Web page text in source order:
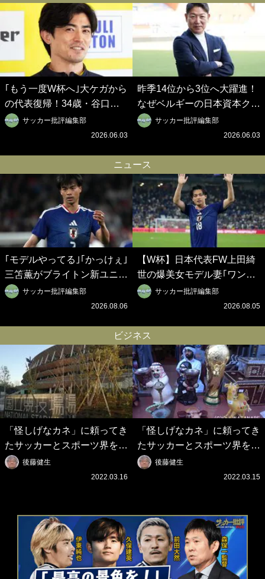
｢もう一度W杯へ｣大ケガから
の代表復帰！34歳・谷口彰
悟の奇跡を支えた日本資本の
ベルギークラブ、次なる野望
ロイデン立石敬之CEOの世
界戦略】(2)
サッカー批評編集部
2026.06.03
昨季14位から3位へ大躍進！
なぜベルギーの日本資本クラ
ブは創設102年目に歴史的快
挙を成し遂げられたのか？
之CEOの世界戦略】(1)
サッカー批評編集部
2026.06.03
ニュース
｢モデルやってる｣｢かっけぇ｣
三笘薫がブライトン新ユニの
モデルで完全復活！“King”の
帰還に｢チームから大歓迎さ
サッカー批評編集部
2026.08.06
【W杯】日本代表FW上田綺
世の爆美女モデル妻｢ワンオ
ペ苦言｣で動画削除の波紋…
一方で株を上げ続ける大谷翔
サッカー批評編集部
2026.08.05
ビジネス
「怪しげなカネ」に頼ってき
たサッカーとスポーツ界を待
つ未来(4)スポーツを「持続
可能」にする「真の投資」の
後藤健生
2022.03.16
「怪しげなカネ」に頼ってき
たサッカーとスポーツ界を待
つ未来(3)「ロシアン・マネ
ー」に続く中東の「オイルマ
後藤健生
2022.03.15